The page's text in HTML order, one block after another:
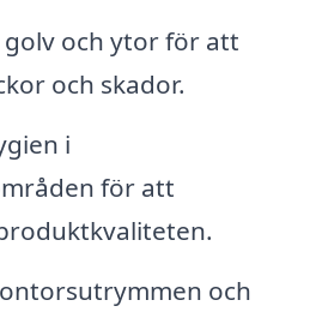
golv och ytor för att
och skador.
i
för att
och